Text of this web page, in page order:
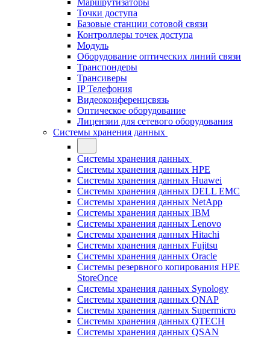
Маршрутизаторы
Точки доступа
Базовые станции сотовой связи
Контроллеры точек доступа
Модуль
Оборудование оптических линий связи
Транспондеры
Трансиверы
IP Телефония
Видеоконференцсвязь
Оптическое оборудование
Лицензии для сетевого оборудования
Системы хранения данных
Системы хранения данных
Системы хранения данных HPE
Системы хранения данных Huawei
Системы хранения данных DELL EMC
Cистемы хранения данных NetApp
Системы хранения данных IBM
Системы хранения данных Lenovo
Системы хранения данных Hitachi
Системы хранения данных Fujitsu
Системы хранения данных Oracle
Системы резервного копирования HPE
StoreOnce
Системы хранения данных Synology
Системы хранения данных QNAP
Системы хранения данных Supermicro
Системы хранения данных QTECH
Системы хранения данных QSAN